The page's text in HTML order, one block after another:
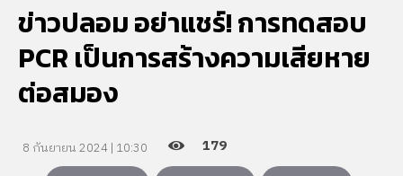
ข่าวปลอม อย่าแชร์! การทดสอบ
PCR เป็นการสร้างความเสียหาย
ต่อสมอง
8 กันยายน 2024 | 10:30 179